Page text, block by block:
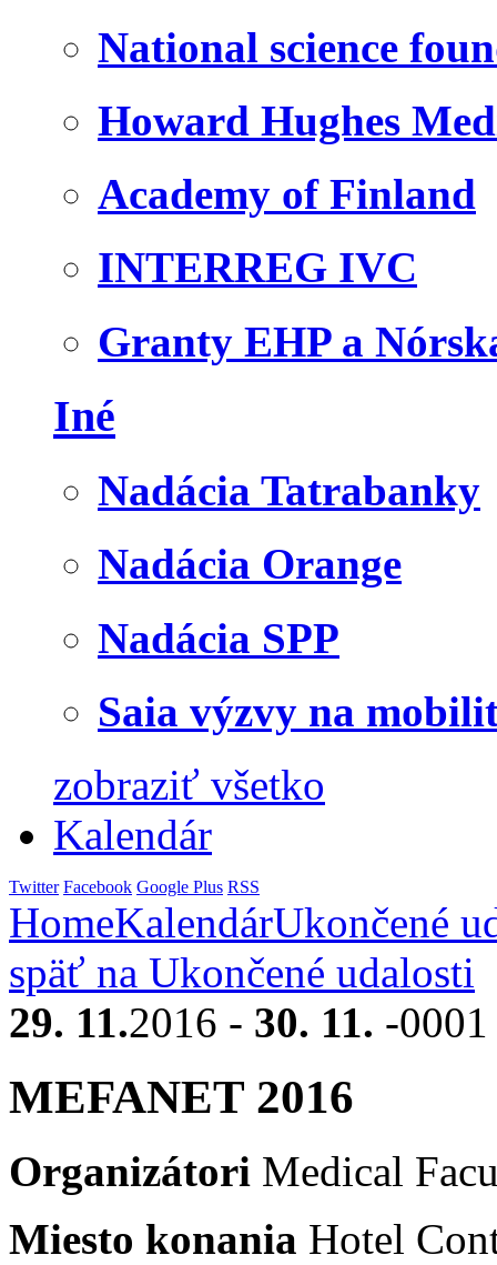
National science
Howard Hughes
Academy of Finland
INTERREG IVC
Granty EHP a
Iné
Nadácia Tatrabanky
Nadácia Orange
Nadácia SPP
Saia výzvy na
zobraziť všetko
Kalendár
Twitter Facebook Google Plus RSS
HomeKalendárUkončené
späť na Ukončené udalosti
29. 11.2016 - 30. 11. -
MEFANET 2016
Organizátori Medical
Miesto konania Hotel